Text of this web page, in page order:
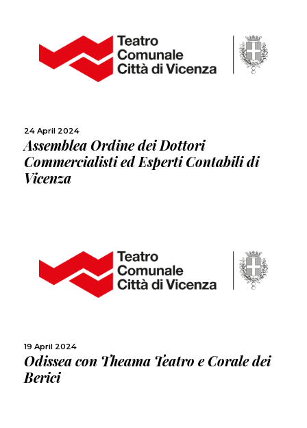
24 April 2024
Assemblea Ordine dei Dottori
Commercialisti ed Esperti Contabili di
Vicenza
MORE
19 April 2024
Odissea con Theama Teatro e Corale dei
Berici
MORE